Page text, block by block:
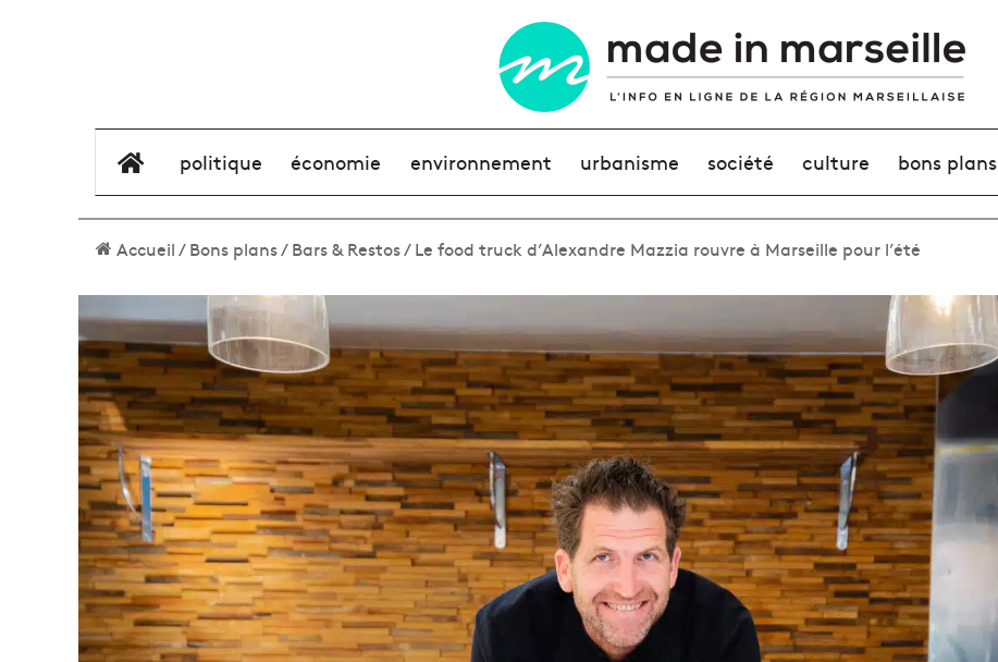
élément de menu
politique économie environnement urbanisme société culture bons plans
Accueil/Bons plans/Bars & Restos/Le food truck d’Alexandre Mazzia rouvre à Marseille pour l’été